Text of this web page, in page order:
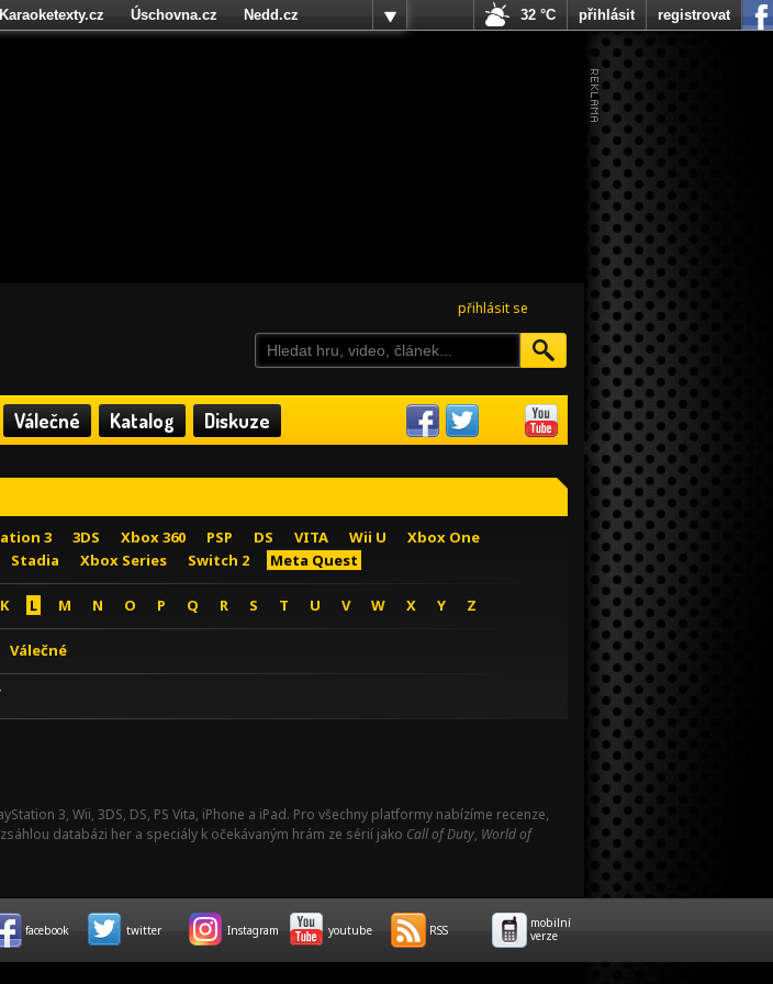
přihlásit se
Válečné Katalog Diskuze
3 3DS Xbox 360 PSP DS VITA Wii U
Xbox One
Stadia Xbox Series Switch 2 Meta Quest
K L M N O P Q R S T U V W X Y Z
Válečné
3, Wii, 3DS, DS, PS Vita, iPhone a iPad. Pro všechny platformy nabízíme recenze,
databázi her a speciály k očekávaným hrám ze sérií jako Call of Duty, World of
Karaoketexty.cz Úschovna.cz
Nedd.cz
32 °C přihlásit registrovat
facebook twitter Instagram youtube RSS
mobilní
verze